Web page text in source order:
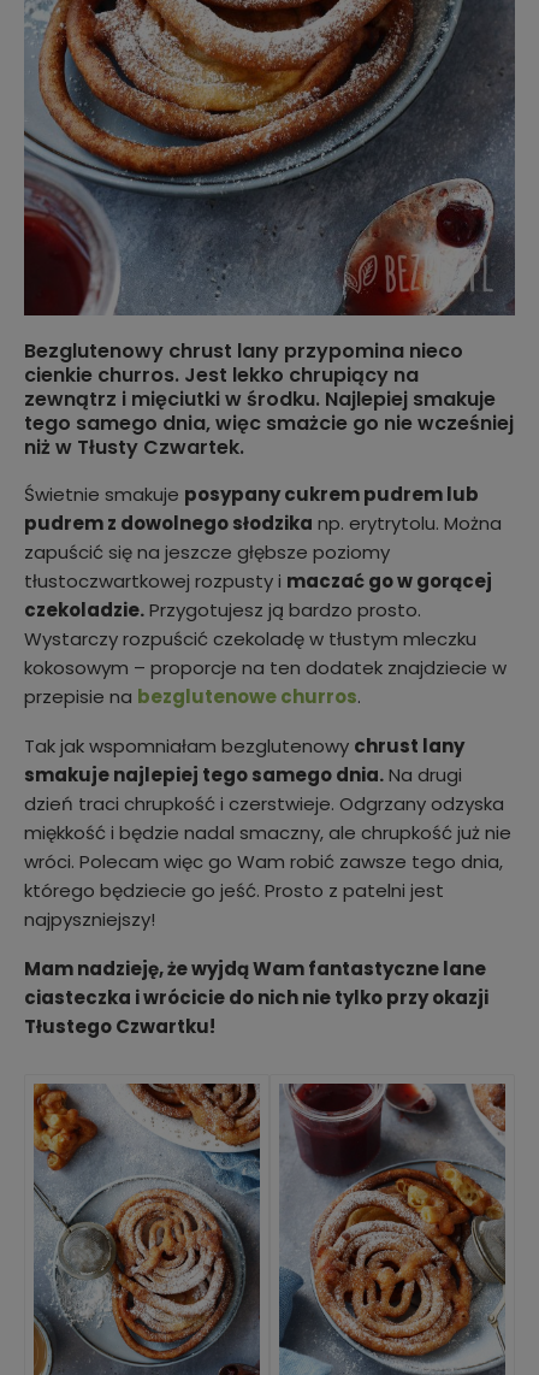
Bezglutenowy chrust lany przypomina nieco
cienkie churros. Jest lekko chrupiący na
zewnątrz i mięciutki w środku. Najlepiej smakuje
tego samego dnia, więc smażcie go nie wcześniej
niż w Tłusty Czwartek.
Świetnie smakuje posypany cukrem pudrem lub
pudrem z dowolnego słodzika np. erytrytolu. Można
zapuścić się na jeszcze głębsze poziomy
tłustoczwartkowej rozpusty i maczać go w gorącej
czekoladzie.Przygotujesz ją bardzo prosto.
Wystarczy rozpuścić czekoladę w tłustym mleczku
kokosowym – proporcje na ten dodatek znajdziecie w
przepisie na bezglutenowe churros.
Tak jak wspomniałam bezglutenowy chrust lany
smakuje najlepiej tego samego dnia.Na drugi
dzień traci chrupkość i czerstwieje. Odgrzany odzyska
miękkość i będzie nadal smaczny, ale chrupkość już nie
wróci. Polecam więc go Wam robić zawsze tego dnia,
którego będziecie go jeść. Prosto z patelni jest
najpyszniejszy!
Mam nadzieję, że wyjdą Wam fantastyczne lane
ciasteczka i wrócicie do nich nie tylko przy okazji
Tłustego Czwartku!